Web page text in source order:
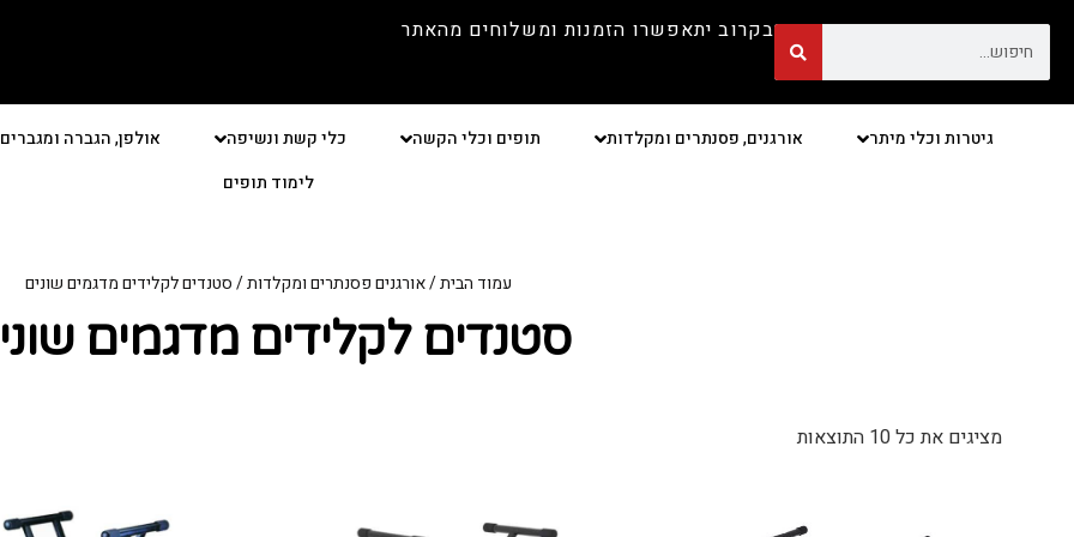
בקרוב יתאפשרו הזמנות ומשלוחים מהאתר
גיטרות וכלי מיתר אורגנים, פסנתרים ומקלדות תופים וכלי הקשה כלי קשת ונשיפה אולפן, הגברה ומגברים
לימוד תופים
עמוד הבית/אורגנים פסנתרים ומקלדות/ סטנדים לקלידים מדגמים שונים
סטנדים לקלידים מדגמים
מציגים את כל ⁦10⁩ התוצאות